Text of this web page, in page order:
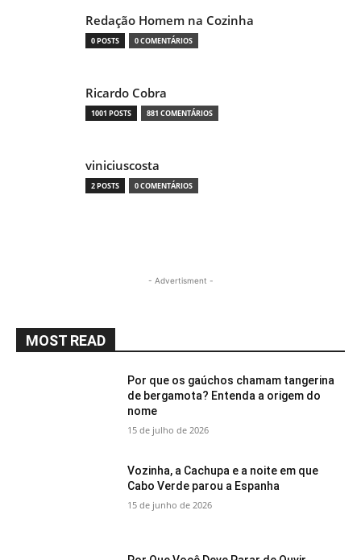
Redação Homem na Cozinha
0 POSTS 0 COMENTÁRIOS
Ricardo Cobra
1001 POSTS 881 COMENTÁRIOS
viniciuscosta
2 POSTS 0 COMENTÁRIOS
- Advertisment -
MOST READ
Por que os gaúchos chamam tangerina
de bergamota? Entenda a origem do
nome
15 de julho de 2026
Vozinha, a Cachupa e a noite em que
Cabo Verde parou a Espanha
15 de junho de 2026